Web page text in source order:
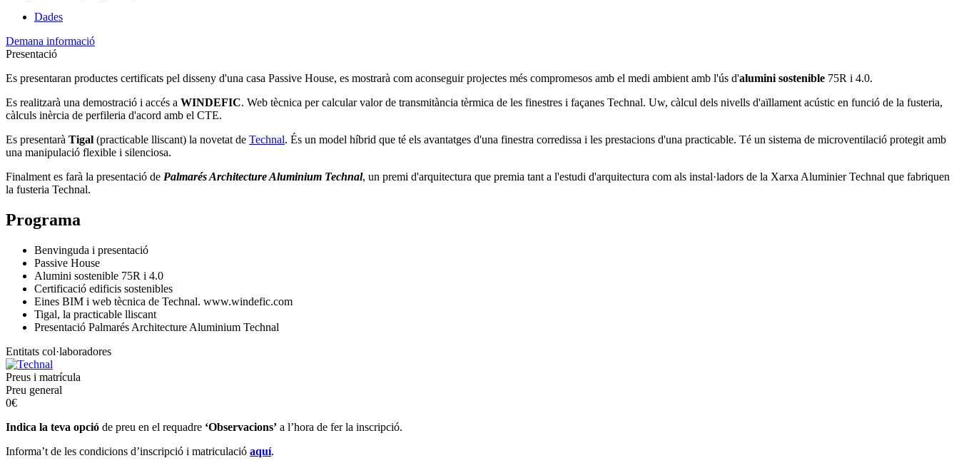
Dades
Demana informació
Presentació
Es presentaran productes certificats pel disseny d'una casa Passive House, es mostrarà com aconseguir projectes més compromesos amb el medi ambient amb l'ús d'alumini sostenible 75R i 4.0.
Es realitzarà una demostració i accés a WINDEFIC. Web tècnica per calcular valor de transmitància tèrmica de les finestres i façanes Technal. Uw, càlcul dels nivells d'aïllament acústic en funció de la fusteria,
càlculs inèrcia de perfileria d'acord amb el CTE.
Es presentarà Tigal (practicable lliscant) la novetat de Technal. És un model híbrid que té els avantatges d'una finestra corredissa i les prestacions d'una practicable. Té un sistema de microventilació protegit amb
una manipulació flexible i silenciosa.
Finalment es farà la presentació de Palmarés Architecture Aluminium Technal, un premi d'arquitectura que premia tant a l'estudi d'arquitectura com als instal·ladors de la Xarxa Aluminier Technal que fabriquen
la fusteria Technal.
Programa
Benvinguda i presentació
Passive House
Alumini sostenible 75R i 4.0
Certificació edificis sostenibles
Eines BIM i web tècnica de Technal. www.windefic.com
Tigal, la practicable lliscant
Presentació Palmarés Architecture Aluminium Technal
Entitats col·laboradores
Preus i matrícula
Preu general
0€
Indica la teva opció de preu en el requadre ‘Observacions’ a l’hora de fer la inscripció.
Informa’t de les condicions d’inscripció i matriculació aquí.